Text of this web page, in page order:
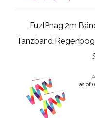
FuzlPnag 2m
as of